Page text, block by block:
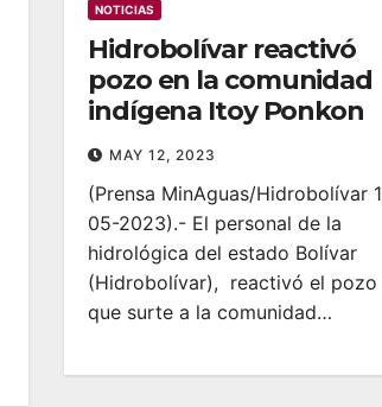
NOTICIAS
Hidrobolívar reactivó
pozo en la comunidad
indígena Itoy Ponkon
MAY 12, 2023
(Prensa MinAguas/Hidrobolívar
05-2023).- El personal de la
hidrológica del estado Bolívar
(Hidrobolívar), reactivó el pozo
que surte a la comunidad…